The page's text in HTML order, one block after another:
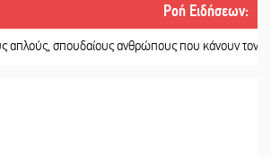
Ροή Ειδήσεων:
σπουδαίους ανθρώπους που κάνουν τον κόσμο